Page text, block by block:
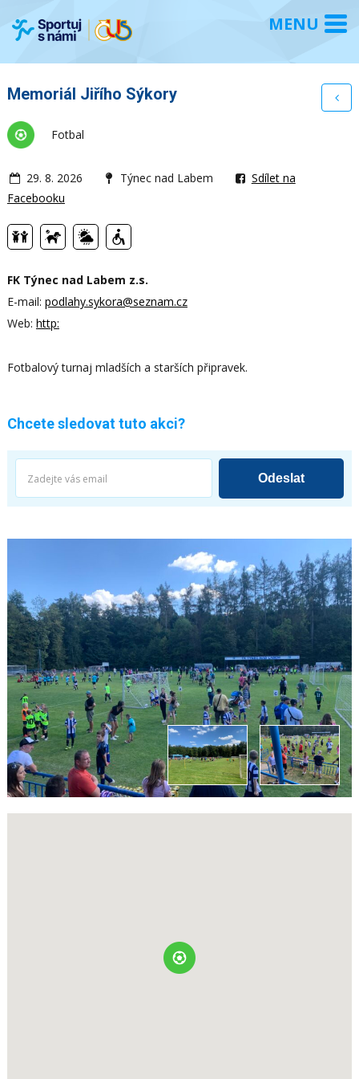
Memoriál Jiřího Sýkory
Fotbal
29. 8. 2026 Týnec nad Labem
Sdílet na
Facebooku
FK Týnec nad Labem z.s.
E-mail: podlahy.sykora@seznam.cz
Web: http:
Fotbalový turnaj mladších a starších připravek.
Chcete sledovat tuto akci?